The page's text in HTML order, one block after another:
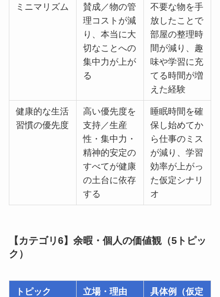
ミニマリズム
賛成／物の管
理コストが減
り、本当に大
切なことへの
集中力が上が
る
不要な物を手
放したことで
部屋の整理時
間が減り、趣
味や学習に充
てる時間が増
えた経験
健康的な生活
習慣の優先度
高い優先度を
支持／生産
性・集中力・
精神的安定の
すべてが健康
の土台に依存
する
睡眠時間を確
保し始めてか
ら仕事のミス
が減り、学習
効率が上がっ
た仮定シナリ
オ
【カテゴリ6】余暇・個人の価値観（5トピッ
ク）
トピック 立場・理由
具体例（仮定